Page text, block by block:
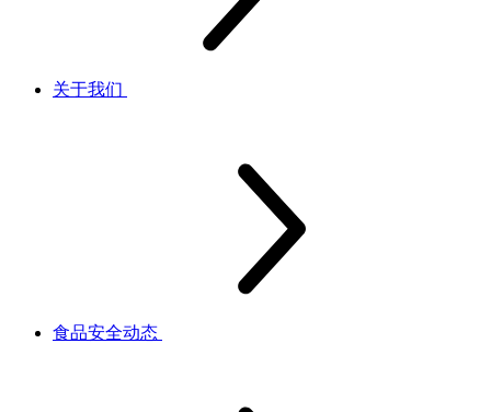
关于我们
食品安全动态